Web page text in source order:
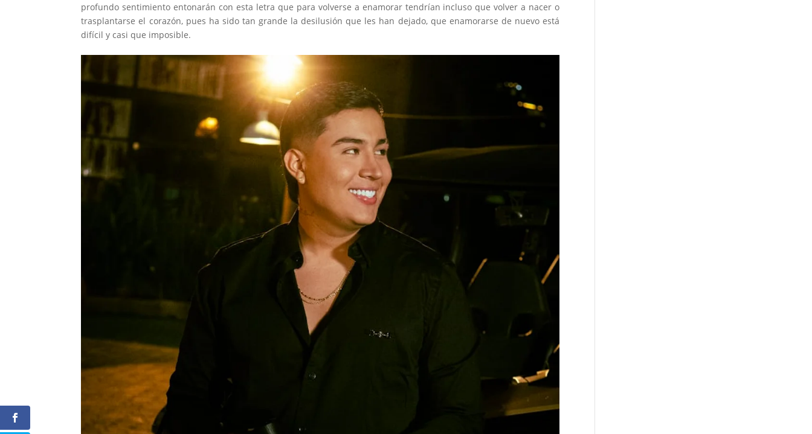
profundo sentimiento entonarán con esta letra que para volverse a enamorar tendrían incluso que volver a nacer o
trasplantarse el corazón, pues ha sido tan grande la desilusión que les han dejado, que enamorarse de nuevo está
difícil y casi que imposible.